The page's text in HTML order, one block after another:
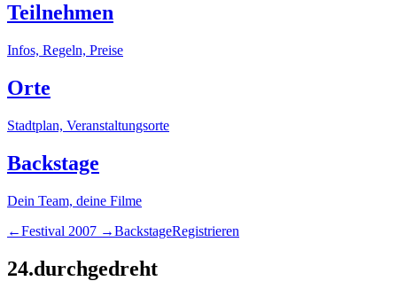
Teilnehmen
Infos, Regeln, Preise
Orte
Stadtplan, Veranstaltungsorte
Backstage
Dein Team, deine Filme
←Festival 2007 →BackstageRegistrieren
24.durchgedreht